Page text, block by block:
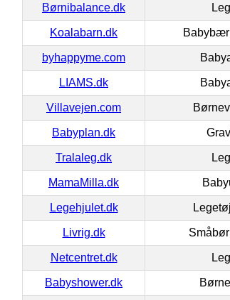
Børnibalance.dk
Koalabarn.dk
byhappyme.com
LIAMS.dk
Villavejen.com
Babyplan.dk
Tralaleg.dk
MamaMilla.dk
Legehjulet.dk
Livrig.dk
Netcentret.dk
Babyshower.dk